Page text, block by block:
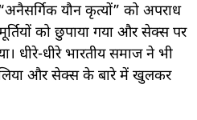
यौन कृत्यों” को अपराध
को छुपाया गया और सेक्स पर
धीरे-धीरे भारतीय समाज ने भी
और सेक्स के बारे में खुलकर